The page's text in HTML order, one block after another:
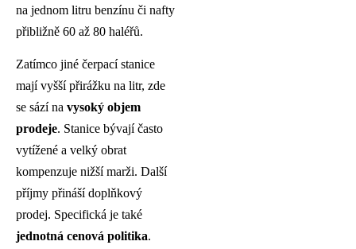
na jednom litru benzínu či nafty
přibližně 60 až 80 haléřů.
Zatímco jiné čerpací stanice
mají vyšší přirážku na litr, zde
se sází na vysoký objem
prodeje. Stanice bývají často
vytížené a velký obrat
kompenzuje nižší marži. Další
příjmy přináší doplňkový
prodej. Specifická je také
jednotná cenová politika.